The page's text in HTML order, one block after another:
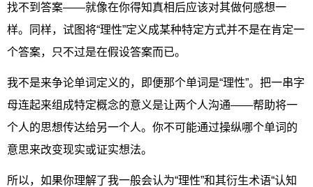
找不到答案——就像在你得知真相后应该对其做何感想一
样。同样，试图将“理性”定义成某种特定方式并不是在肯定一
个答案，只不过是在假设答案而已。
我不是来争论单词定义的，即便那个单词是“理性”。把一串字
母连起来组成特定概念的意义是让两个人沟通——帮助将一
个人的思想传达给另一个人。你不可能通过操纵哪个单词的
意思来改变现实或证实想法。
所以，如果你理解了我一般会认为“理性”和其衍生术语“认知